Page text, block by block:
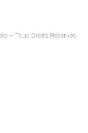
– Tous Droits Réservés.